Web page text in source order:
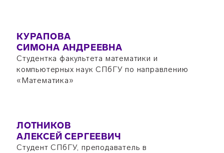
КУРАПОВА
СИМОНА АНДРЕЕВНА
Студентка факультета математики и
компьютерных наук СПбГУ по направлению
«Математика»
ЛОТНИКОВ
АЛЕКСЕЙ СЕРГЕЕВИЧ
Студент СПбГУ, преподаватель в